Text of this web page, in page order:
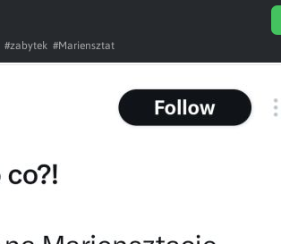
#zabytek #Mariensztat